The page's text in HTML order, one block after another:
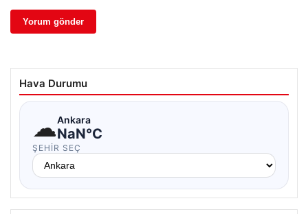
Hava Durumu
☁Ankara
NaN°C
ŞEHIR SEÇ